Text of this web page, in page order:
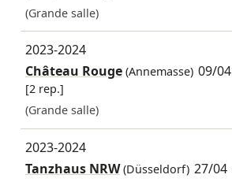
(Grande salle)
2023-2024
Château Rouge(Annemasse) 09/04
[2 rep.]
(Grande salle)
2023-2024
Tanzhaus NRW(Düsseldorf) 27/04